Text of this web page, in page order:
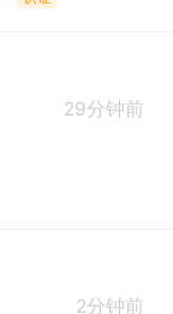
29分钟前
2分钟前